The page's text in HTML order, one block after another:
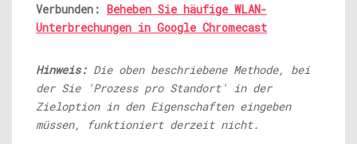
Verbunden: Beheben Sie häufige WLAN-
Unterbrechungen in Google Chromecast
Hinweis: Die oben beschriebene Methode, bei
der Sie 'Prozess pro Standort' in der
Zieloption in den Eigenschaften eingeben
müssen, funktioniert derzeit nicht.